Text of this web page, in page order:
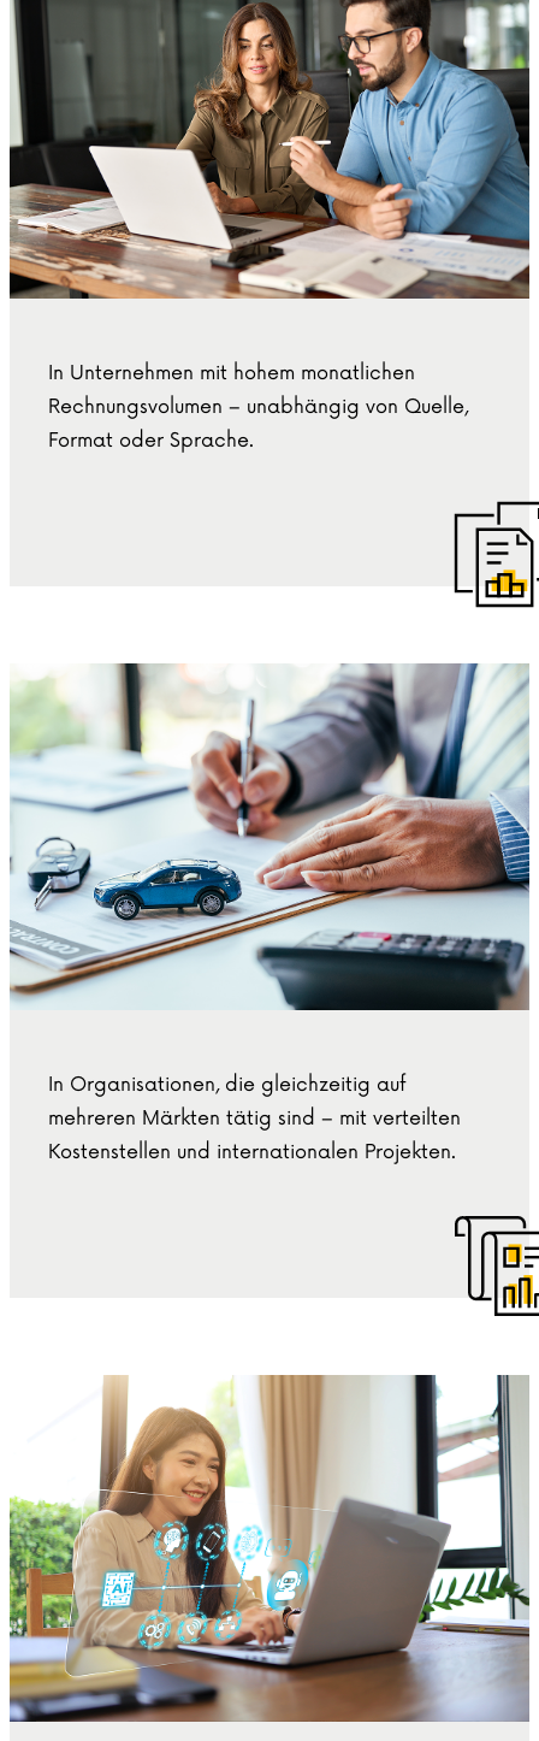
In Unternehmen mit hohem monatlichen
Rechnungsvolumen – unabhängig von Quelle,
Format oder Sprache.
In Organisationen, die gleichzeitig auf
mehreren Märkten tätig sind – mit verteilten
Kostenstellen und internationalen Projekten.